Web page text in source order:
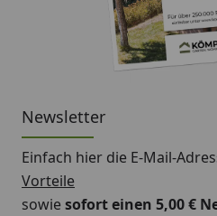
Newsletter
Einfach hier die E-Mail-
Vorteile
sowiesofort einen 5,00 €